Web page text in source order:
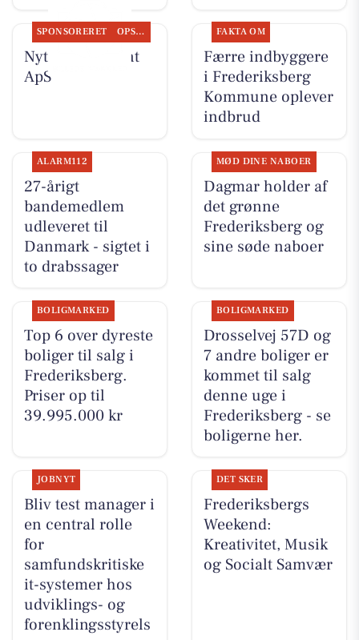
SPONSORERET OPSLAGSTAVLEN
Nyt fra Fairpaint
ApS
FAKTA OM
Færre indbyggere
i Frederiksberg
Kommune oplever
indbrud
ALARM112
27-årigt
bandemedlem
udleveret til
Danmark - sigtet i
to drabssager
MØD DINE NABOER
Dagmar holder af
det grønne
Frederiksberg og
sine søde naboer
BOLIGMARKED
Top 6 over dyreste
boliger til salg i
Frederiksberg.
Priser op til
39.995.000 kr
BOLIGMARKED
Drosselvej 57D og
7 andre boliger er
kommet til salg
denne uge i
Frederiksberg - se
boligerne her.
JOBNYT
Bliv test manager i
en central rolle
for
samfundskritiske
it-systemer hos
udviklings- og
forenklingsstyrels
DET SKER
Frederiksbergs
Weekend:
Kreativitet, Musik
og Socialt Samvær